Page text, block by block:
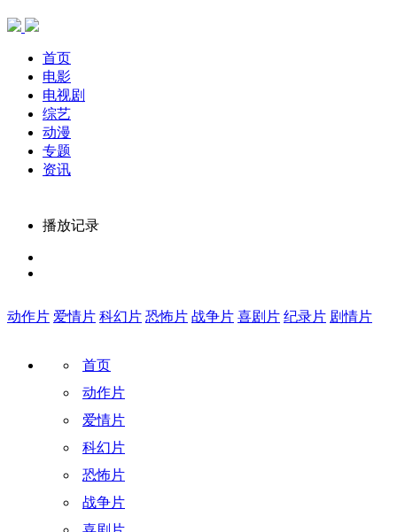
首页
电影
电视剧
综艺
动漫
专题
资讯
播放记录
动作片 爱情片 科幻片 恐怖片 战争片 喜剧片 纪录片 剧情片
首页
动作片
爱情片
科幻片
恐怖片
战争片